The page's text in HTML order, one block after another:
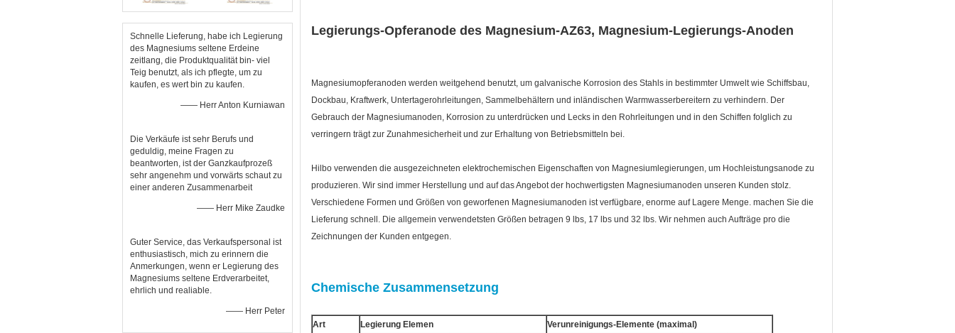
Schnelle Lieferung, habe ich Legierung
des Magnesiums seltene Erdeine
zeitlang, die Produktqualität bin- viel
Teig benutzt, als ich pflegte, um zu
kaufen, es wert bin zu kaufen.
—— Herr Anton Kurniawan
Die Verkäufe ist sehr Berufs und
geduldig, meine Fragen zu
beantworten, ist der Ganzkaufprozeß
sehr angenehm und vorwärts schaut zu
einer anderen Zusammenarbeit
—— Herr Mike Zaudke
Guter Service, das Verkaufspersonal ist
enthusiastisch, mich zu erinnern die
Anmerkungen, wenn er Legierung des
Magnesiums seltene Erdverarbeitet,
ehrlich und realiable.
—— Herr Peter
Legierungs-Opferanode des Magnesium-AZ63, Magnesium-Legierungs-Anoden
Magnesiumopferanoden werden weitgehend benutzt, um galvanische Korrosion des Stahls in bestimmter Umwelt wie Schiffsbau,
Dockbau, Kraftwerk, Untertagerohrleitungen, Sammelbehältern und inländischen Warmwasserbereitern zu verhindern. Der
Gebrauch der Magnesiumanoden, Korrosion zu unterdrücken und Lecks in den Rohrleitungen und in den Schiffen folglich zu
verringern trägt zur Zunahmesicherheit und zur Erhaltung von Betriebsmitteln bei.
Hilbo verwenden die ausgezeichneten elektrochemischen Eigenschaften von Magnesiumlegierungen, um Hochleistungsanode zu
produzieren. Wir sind immer Herstellung und auf das Angebot der hochwertigsten Magnesiumanoden unseren Kunden stolz.
Verschiedene Formen und Größen von geworfenen Magnesiumanoden ist verfügbare, enorme auf Lagere Menge. machen Sie die
Lieferung schnell. Die allgemein verwendetsten Größen betragen 9 lbs, 17 lbs und 32 lbs. Wir nehmen auch Aufträge pro die
Zeichnungen der Kunden entgegen.
Chemische Zusammensetzung
Art Legierung Elemen
Verunreinigungs-Elemente (maximal)